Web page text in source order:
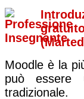
Moodle è la
può essere
tradizionale.